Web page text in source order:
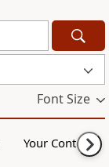
Font Size
Your Content